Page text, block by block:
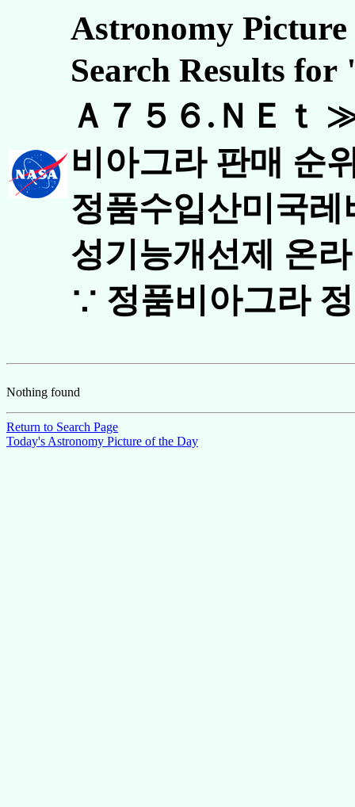
Astronomy Picture
Search Results
Ａ７５６.ＮＥ
비아그라 판매 순
정품수입산미국
성기능개선제 온
∵ 정품비아그라
Nothing found
Return to Search Page
Today's Astronomy Picture of the Day